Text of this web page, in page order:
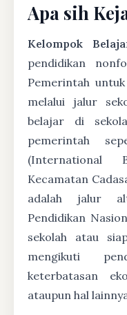
Apa sih
Kelompok
pendidikan
Pemerintah
melalui jalur
belajar di
pemerintah
(International
Kecamatan
adalah jalur
Pendidikan
sekolah atau
mengikuti
keterbatasan
ataupun hal